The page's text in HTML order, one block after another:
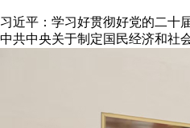
习近平：学习好贯彻好党的二十
中共中央关于制定国民经济和社